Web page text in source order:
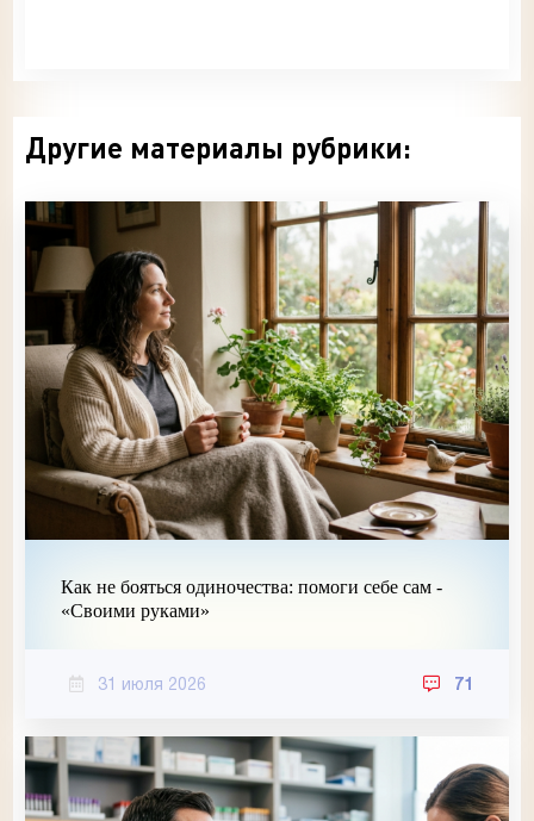
Другие материалы рубрики:
Как не бояться одиночества: помоги себе сам -
«Своими руками»
31 июля 2026 71